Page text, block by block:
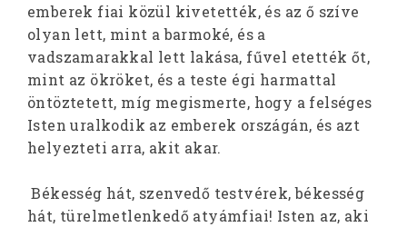
emberek fiai közül kivetették, és az ő szíve
olyan lett, mint a barmoké, és a
vadszamarakkal lett lakása, fűvel etették őt,
mint az ökröket, és a teste égi harmattal
öntöztetett, míg megismerte, hogy a felséges
Isten uralkodik az emberek országán, és azt
helyezteti arra, akit akar.
Békesség hát, szenvedő testvérek, békesség
hát, türelmetlenkedő atyámfiai! Isten az, aki